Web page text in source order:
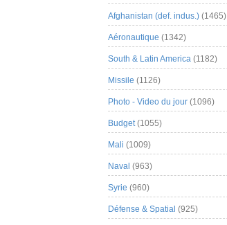
Afghanistan (def. indus.) (1465)
Aéronautique (1342)
South & Latin America (1182)
Missile (1126)
Photo - Video du jour (1096)
Budget(1055)
Mali (1009)
Naval (963)
Syrie (960)
Défense & Spatial (925)